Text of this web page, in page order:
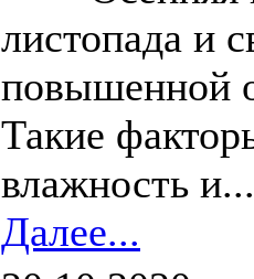
листопада и
повышенной
Такие
влажность и...
Далее...